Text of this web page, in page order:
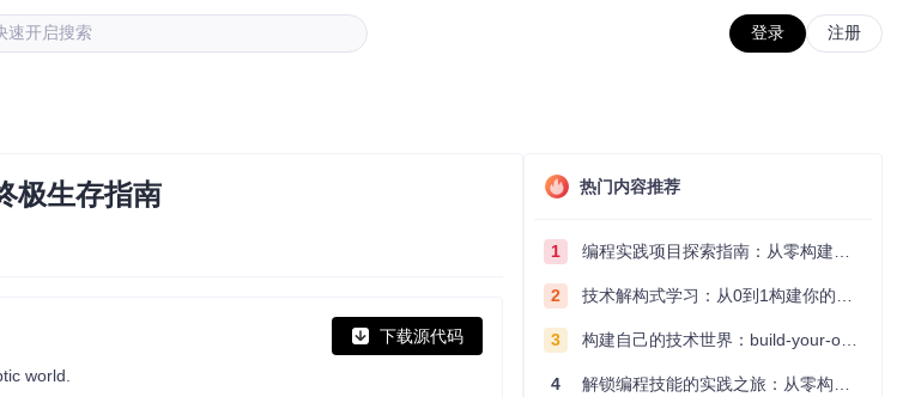
速开启搜索 登录 注册
极生存指南
下载源代码
world.
热门内容推荐
1 编程实践项目探索指南：从零构建技术能力体系
2 技术解构式学习：从0到1构建你的编程知识体系
3 构建自己的技术世界：build-your-own-x项目的实践探索指南
4 解锁编程技能的实践之旅：从零构建你的技术世界